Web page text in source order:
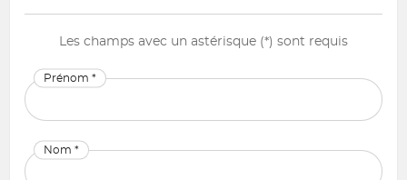
Les champs avec un astérisque (*) sont requis
Prénom *
Nom *